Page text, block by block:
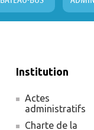
Institution
Actes
administratifs
Charte de la